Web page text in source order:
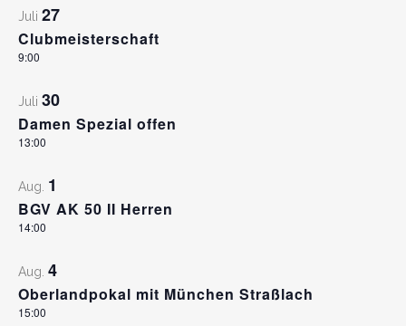
Juli 27
Clubmeisterschaft
9:00
Juli 30
Damen Spezial offen
13:00
Aug. 1
BGV AK 50 II Herren
14:00
Aug. 4
Oberlandpokal mit München Straßlach
15:00